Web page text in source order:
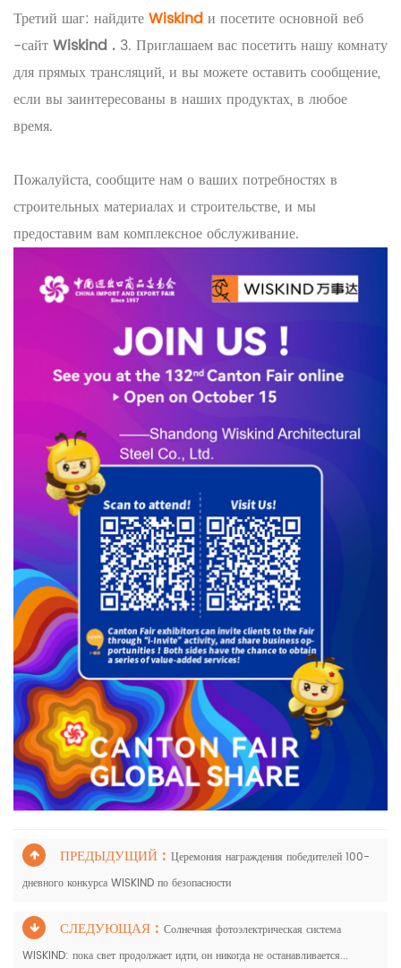
Третий шаг: найдитеWiskindи посетитеосновной веб
-сайтWiskind . 3. Приглашаем вас посетить нашу комнату
для прямых трансляций, и вы можете оставить сообщение,
если вы заинтересованы в наших продуктах, в любое
время.
Пожалуйста, сообщите нам о ваших потребностях в
строительных материалах и строительстве, и мы
предоставим вам комплексное обслуживание.
ПРЕДЫДУЩИЙ : Церемония награждения победителей 100-
дневного конкурса WISKIND по безопасности
СЛЕДУЮЩАЯ : Солнечная фотоэлектрическая система
WISKIND: пока свет продолжает идти, он никогда не останавливается...